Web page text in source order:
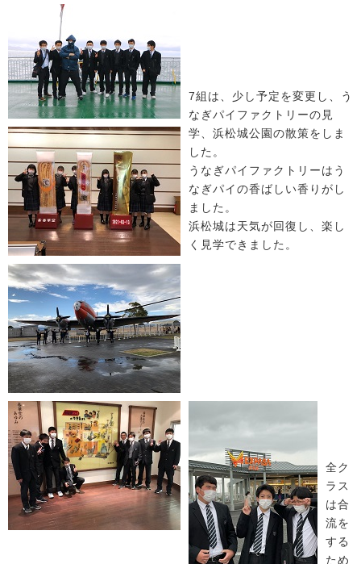
7組は、少し予定を変更し、う
なぎパイファクトリーの見
学、浜松城公園の散策をしま
した。
うなぎパイファクトリーはう
なぎパイの香ばしい香りがし
ました。
浜松城は天気が回復し、楽し
く見学できました。
全ク
ラス
は合
流を
する
ため